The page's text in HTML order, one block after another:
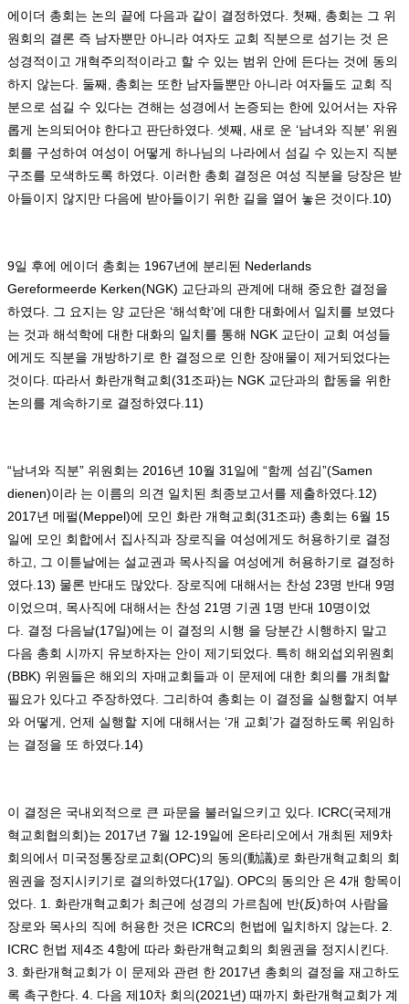
에이더 총회는 논의 끝에 다음과 같이 결정하였다 첫째
총회는 그 위
원회의 결론 즉 남자뿐만 아니라 여자도 교회 직분으로 섬기는 것 은
성경적이고 개혁주의적이라고 할 수 있는 범위 안에 든다는 것에 동의
하지 않는다 둘째
총회는 또한 남자들뿐만 아니라 여자들도 교회 직
분으로 섬길 수 있다는 견해는 성경에서 논증되는 한에 있어서는 자유
롭게 논의되어야 한다고 판단하였다 셋째 새로 운 ‘남녀와 직분’ 위원
회를 구성하여 여성이 어떻게 하나님의 나라에서 섬길 수 있는지 직분
구조를 모색하도록 하였다 이러한 총회 결정은 여성 직분을 당장은 받
아들이지 않지만 다음에 받아들이기 위한 길을 열어 놓은 것이다 .10)
9일 후에 에이더 총회는 1967년에 분리된 Nederlands
Gereformeerde Kerken(NGK) 교단과의 관계에 대해 중요한 결정을
하였다
그 요지는 양 교단은 ‘해석학’에 대한 대화에서 일치를 보였다
는 것과 해석학에 대한 대화의 일치를 통해 NGK 교단이 교회 여성들
에게도 직분을 개방하기로 한 결정으로 인한 장애물이 제거되었다는
것이다 따라서 화란개혁교회(31 조파)는 NGK 교단과의 합동을 위한
논의를 계속하기로 결정하였다 .11)
“남녀와 직분” 위원회는 2016년 10월 31 일에 “함께 섬김”(Samen
dienen)이라 는 이름의 의견 일치된 최종보고서를 제출하였다 .12)
2017년 메펄(Meppel)에 모인 화란 개혁교회(31 조파) 총회는 6월 15
일에 모인 회합에서 집사직과 장로직을 여성에게도 허용하기로 결정
하고
그 이튿날에는 설교권과 목사직을 여성에게 허용하기로 결정하
였다 .13) 물론 반대도 많았다 장로직에 대해서는 찬성 23명 반대 9명
이었으며
목사직에 대해서는 찬성 21 명 기권 1 명 반대 10명이었
다 결정 다음날(17일)에는 이 결정의 시행 을 당분간 시행하지 말고
다음 총회 시까지 유보하자는 안이 제기되었다 특히 해외섭외위원회
(BBK) 위원들은 해외의 자매교회들과 이 문제에 대한 회의를 개최할
필요가 있다고 주장하였다
그리하여 총회는 이 결정을 실행할지 여부
와 어떻게
언제 실행할 지에 대해서는 ‘개 교회’가 결정하도록 위임하
는 결정을 또 하였다 .14)
이 결정은 국내외적으로 큰 파문을 불러일으키고 있다 . ICRC(국제개
혁교회협의회)는 2017년 7월 12-19일에 온타리오에서 개최된 제9차
회의에서 미국정통장로교회(OPC)의 동의(動議)로 화란개혁교회의 회
원권을 정지시키기로 결의하였다(17일). OPC의 동의안 은 4개 항목이
었다 . 1. 화란개혁교회가 최근에 성경의 가르침에 반(反)하여 사람을
장로와 목사의 직에 허용한 것은 ICRC의 헌법에 일치하지 않는다 . 2.
ICRC 헌법 제4조 4항에 따라 화란개혁교회의 회원권을 정지시킨다
3. 화란개혁교회가 이 문제와 관련 한 2017년 총회의 결정을 재고하도
록 촉구한다 . 4. 다음 제10차 회의(2021 년) 때까지 화란개혁교회가 계